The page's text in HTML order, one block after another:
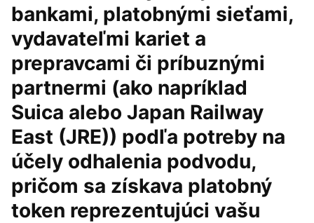
bankami, platobnými sieťami,
vydavateľmi kariet a
prepravcami či príbuznými
partnermi (ako napríklad
Suica alebo Japan Railway
East (JRE)) podľa potreby na
účely odhalenia podvodu,
pričom sa získava platobný
token reprezentujúci vašu